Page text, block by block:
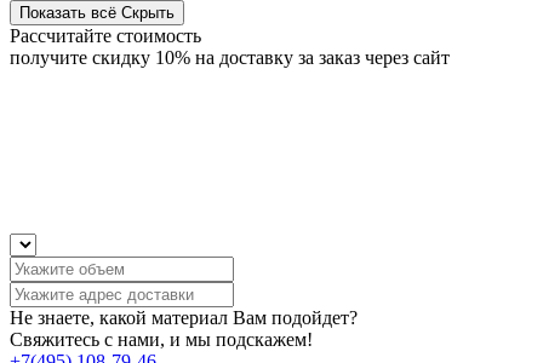
Показать всё Скрыть
Рассчитайте стоимость
получите скидку 10% на доставку за заказ через сайт
Не знаете, какой материал Вам подойдет?
Свяжитесь с нами, и мы подскажем!